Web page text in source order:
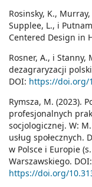
Rosinsky, K.,
Supplee, L., i
Centered Design in
Rosner, A., i Stanny,
dezagraryzacji
DOI: https://doi.org/
Rymsza, M. (2023).
profesjonalnych
socjologicznej. W:
usług społecznych.
w Polsce i Europie
Warszawskiego. DOI:
https://doi.org/